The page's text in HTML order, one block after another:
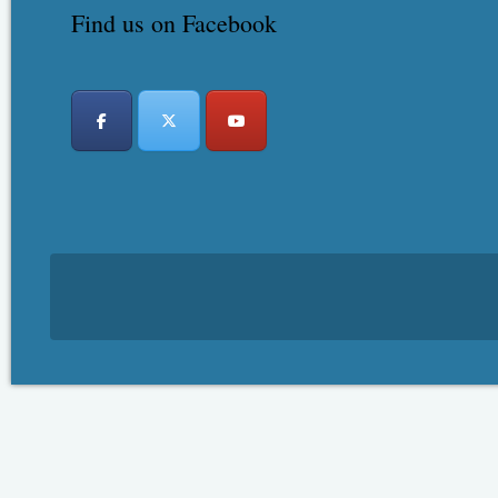
Find us on Facebook